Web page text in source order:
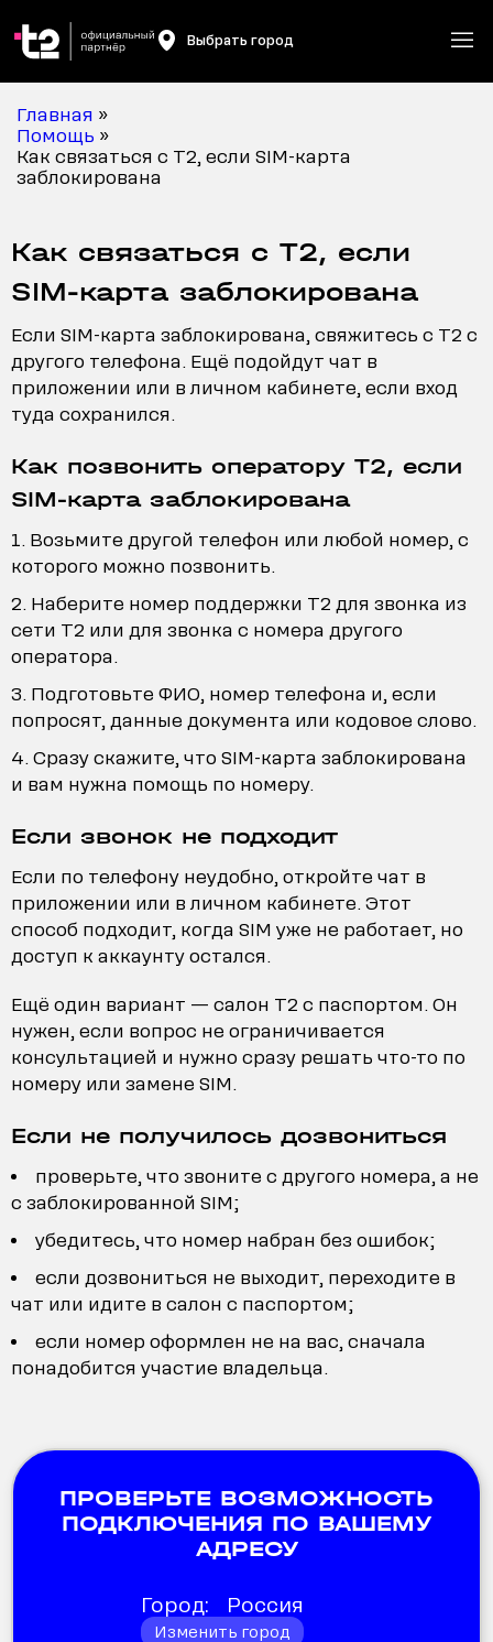
Выбрать город
Главная »
Помощь »
Как связаться с T2, если SIM-карта
заблокирована
Как связаться с T2, если
SIM-карта заблокирована
Если SIM-карта заблокирована, свяжитесь с T2 с
другого телефона. Ещё подойдут чат в
приложении или в личном кабинете, если вход
туда сохранился.
Как позвонить оператору T2, если
SIM-карта заблокирована
Возьмите другой телефон или любой номер, с
которого можно позвонить.
Наберите номер поддержки T2 для звонка из
сети T2 или для звонка с номера другого
оператора.
Подготовьте ФИО, номер телефона и, если
попросят, данные документа или кодовое слово.
Сразу скажите, что SIM-карта заблокирована
и вам нужна помощь по номеру.
Если звонок не подходит
Если по телефону неудобно, откройте чат в
приложении или в личном кабинете. Этот
способ подходит, когда SIM уже не работает, но
доступ к аккаунту остался.
Ещё один вариант — салон T2 с паспортом. Он
нужен, если вопрос не ограничивается
консультацией и нужно сразу решать что-то по
номеру или замене SIM.
Если не получилось дозвониться
проверьте, что звоните с другого номера, а не
с заблокированной SIM;
убедитесь, что номер набран без ошибок;
если дозвониться не выходит, переходите в
чат или идите в салон с паспортом;
если номер оформлен не на вас, сначала
понадобится участие владельца.
ПРОВЕРЬТЕ ВОЗМОЖНОСТЬ
ПОДКЛЮЧЕНИЯ ПО ВАШЕМУ
АДРЕСУ
Город: Россия
Изменить город